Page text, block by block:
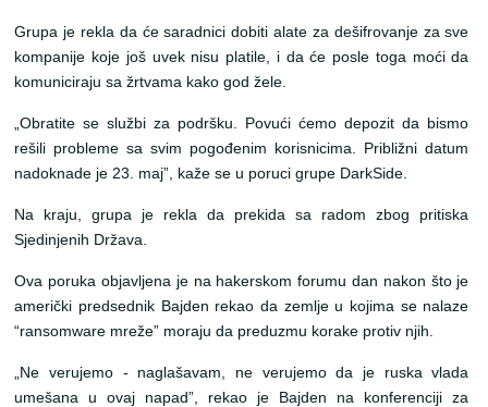
Grupa je rekla da će saradnici dobiti alate za dešifrovanje za sve
kompanije koje još uvek nisu platile, i da će posle toga moći da
komuniciraju sa žrtvama kako god žele.
„Obratite se službi za podršku. Povući ćemo depozit da bismo
rešili probleme sa svim pogođenim korisnicima. Približni datum
nadoknade je 23. maj”, kaže se u poruci grupe DarkSide.
Na kraju, grupa je rekla da prekida sa radom zbog pritiska
Sjedinjenih Država.
Ova poruka objavljena je na hakerskom forumu dan nakon što je
američki predsednik Bajden rekao da zemlje u kojima se nalaze
“ransomware mreže” moraju da preduzmu korake protiv njih.
„Ne verujemo - naglašavam, ne verujemo da je ruska vlada
umešana u ovaj napad”, rekao je Bajden na konferenciji za